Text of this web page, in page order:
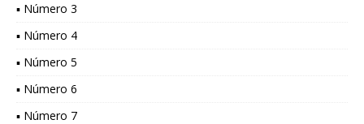
▪ Número 3
▪ Número 4
▪ Número 5
▪ Número 6
▪ Número 7